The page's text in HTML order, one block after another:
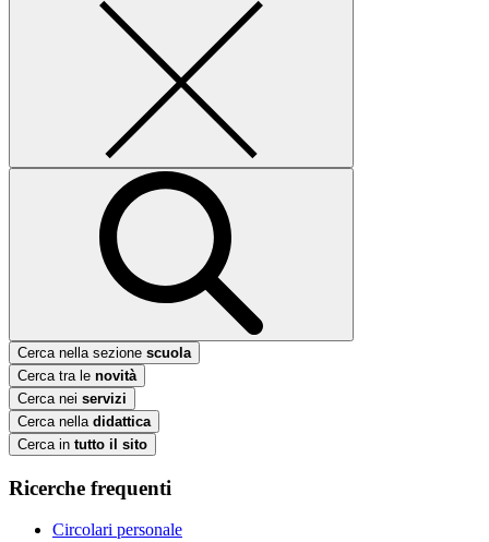
Cerca nella sezione scuola
Cerca tra le novità
Cerca nei servizi
Cerca nella didattica
Cerca in tutto il sito
Ricerche frequenti
Circolari personale